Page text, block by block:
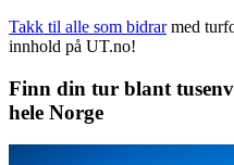
Takk til alle som bidrar med
innhold på UT.no!
Finn din tur blant
hele Norge